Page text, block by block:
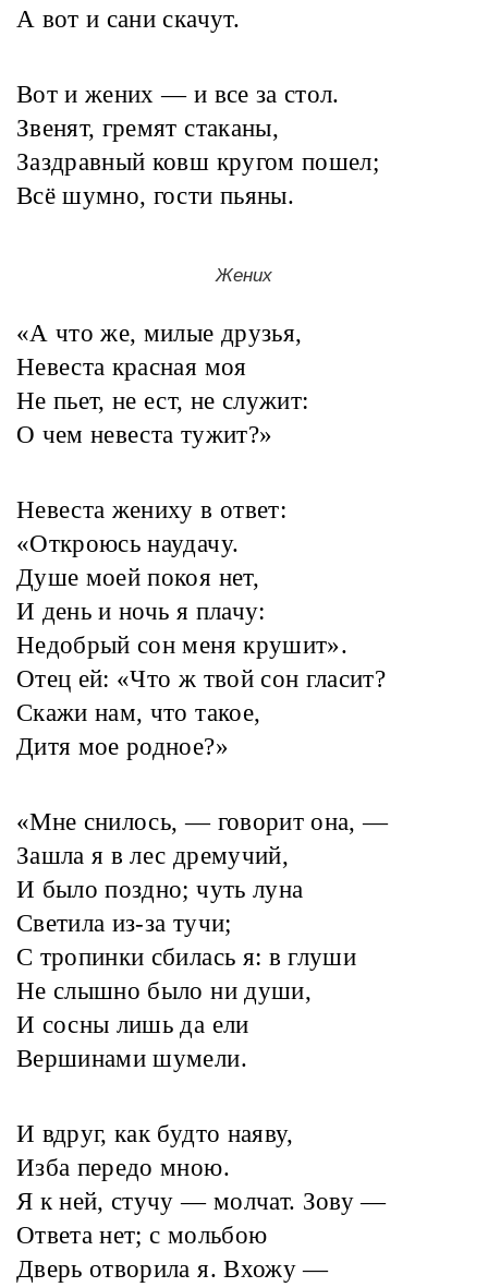
А вот и сани скачут.
Вот и жених — и все за стол.
Звенят, гремят стаканы,
Заздравный ковш кругом пошел;
Всё шумно, гости пьяны.
Жених
«А что же, милые друзья,
Невеста красная моя
Не пьет, не ест, не служит:
О чем невеста тужит?»
Невеста жениху в ответ:
«Откроюсь наудачу.
Душе моей покоя нет,
И день и ночь я плачу:
Недобрый сон меня крушит».
Отец ей: «Что ж твой сон гласит?
Скажи нам, что такое,
Дитя мое родное?»
«Мне снилось, — говорит она, —
Зашла я в лес дремучий,
И было поздно; чуть луна
Светила из-за тучи;
С тропинки сбилась я: в глуши
Не слышно было ни души,
И сосны лишь да ели
Вершинами шумели.
И вдруг, как будто наяву,
Изба передо мною.
Я к ней, стучу — молчат. Зову —
Ответа нет; с мольбою
Дверь отворила я. Вхожу —